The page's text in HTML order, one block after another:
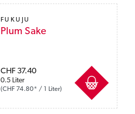
FUKUJU
Plum Sake
0.5 Liter
(CHF 74.80* / 1 Liter)
CHF 37.40
Preise inkl. MwSt. zzgl. Versandkosten